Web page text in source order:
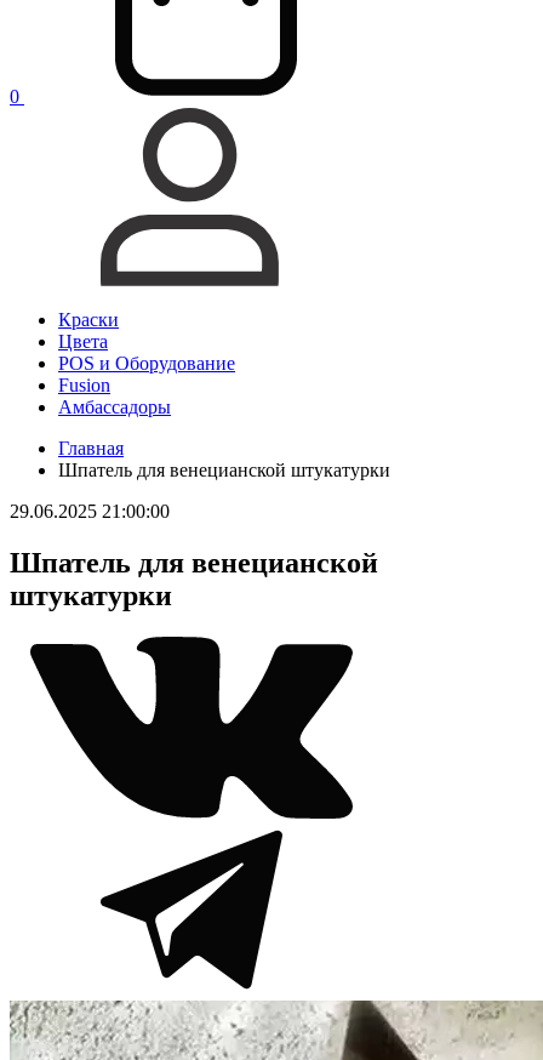
0
Краски
Цвета
POS и Оборудование
Fusion
Амбассадоры
Главная
Шпатель для венецианской штукатурки
29.06.2025 21:00:00
Шпатель для венецианской
штукатурки